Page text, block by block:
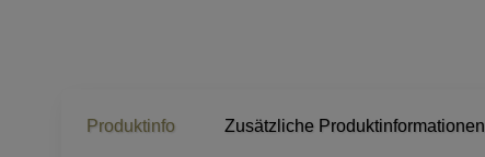
Produktinfo Zusätzliche Produktinformationen